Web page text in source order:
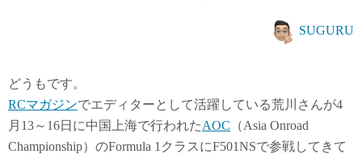
SUGURU
どうもです。
RCマガジンでエディターとして活躍している荒川さんが4
月13～16日に中国上海で行われたAOC （Asia Onroad
Championship）のFormula 1クラスにF501NSで参戦してきて